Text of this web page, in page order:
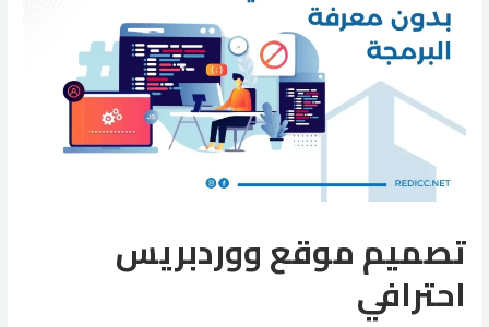
تصميم موقع ووردبريس
احترافي